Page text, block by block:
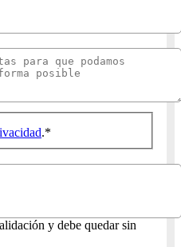
.*
y debe quedar sin